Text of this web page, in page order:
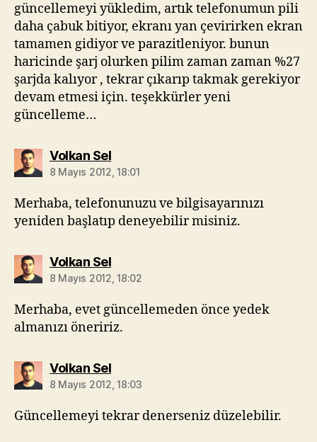
güncellemeyi yükledim, artık telefonumun pili
daha çabuk bitiyor, ekranı yan çevirirken ekran
tamamen gidiyor ve parazitleniyor. bunun
haricinde şarj olurken pilim zaman zaman %27
şarjda kalıyor , tekrar çıkarıp takmak gerekiyor
devam etmesi için. teşekkürler yeni
güncelleme…
Volkan Seldiyorki:
8 Mayıs 2012, 18:01
Merhaba, telefonunuzu ve bilgisayarınızı
yeniden başlatıp deneyebilir misiniz.
Volkan Seldiyorki:
8 Mayıs 2012, 18:02
Merhaba, evet güncellemeden önce yedek
almanızı öneririz.
Volkan Seldiyorki:
8 Mayıs 2012, 18:03
Güncellemeyi tekrar denerseniz düzelebilir.